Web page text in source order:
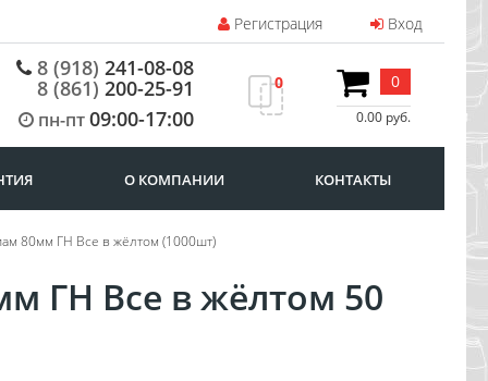
Регистрация Вход
8 (918) 241-08-08
8 (861) 200-25-91
пн-пт09:00-17:00
0 0
0.00 руб.
О КОМПАНИИ КОНТАКТЫ
80мм ГН Все в жёлтом (1000шт)
ГН Все в жёлтом 50